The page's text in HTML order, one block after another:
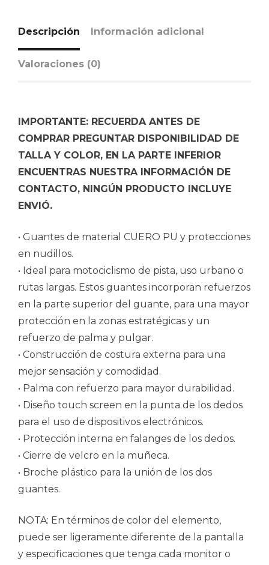
Descripción Información adicional
Valoraciones (0)
IMPORTANTE: RECUERDA ANTES DE
COMPRAR PREGUNTAR DISPONIBILIDAD DE
TALLA Y COLOR, EN LA PARTE INFERIOR
ENCUENTRAS NUESTRA INFORMACIÓN DE
CONTACTO, NINGÚN PRODUCTO INCLUYE
ENVIÓ.
• Guantes de material CUERO PU y protecciones
en nudillos.
• Ideal para motociclismo de pista, uso urbano o
rutas largas. Estos guantes incorporan refuerzos
en la parte superior del guante, para una mayor
protección en la zonas estratégicas y un
refuerzo de palma y pulgar.
• Construcción de costura externa para una
mejor sensación y comodidad.
• Palma con refuerzo para mayor durabilidad.
• Diseño touch screen en la punta de los dedos
para el uso de dispositivos electrónicos.
• Protección interna en falanges de los dedos.
• Cierre de velcro en la muñeca.
• Broche plástico para la unión de los dos
guantes.
NOTA: En términos de color del elemento,
puede ser ligeramente diferente de la pantalla
y especificaciones que tenga cada monitor o